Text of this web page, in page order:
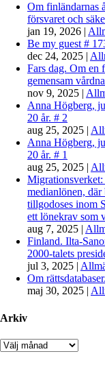
Om finländarnas
försvaret och
jan 19, 2026 |
Be my guest #
dec 24, 2025 |
Fars dag. Om en
gemensam
nov 9, 2025 |
Anna Högberg,
20 år. # 2
aug 25, 2025 |
Anna Högberg,
20 år. # 1
aug 25, 2025 |
Migrationsverket:
medianlönen, där
tillgodoses inom
ett lönekrav som
aug 7, 2025 |
Finland. Ilta-
2000-talets
jul 3, 2025 |
Om
maj 30, 2025 |
Arkiv
Arkiv